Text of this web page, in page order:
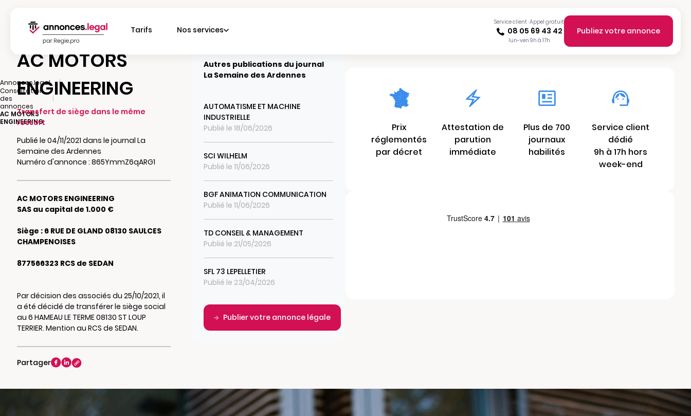
Tarifs Nos services
Service client · Appel gratuit
08 05 69 43 42
lun-ven 9h à 17h
Publiez votre annonce
Annonces.legal
|
Consultation
des
annonces
|
AC MOTORS
ENGINEERING
AC MOTORS
ENGINEERING
Transfert de siège dans le même
ressort
Publié le 04/11/2021 dans le journal La
Semaine des Ardennes
Numéro d'annonce : 865YmmZ6qARG1
AC MOTORS ENGINEERING
SAS au capital de 1.000 €
Siège : 6 RUE DE GLAND 08130 SAULCES
CHAMPENOISES
877566323 RCS de SEDAN
Par décision des associés du 25/10/2021, il
a été décidé de transférer le siège social
au 6 HAMEAU LE TERME 08130 ST LOUP
TERRIER. Mention au RCS de SEDAN.
Partager
Autres publications du journal
La Semaine des Ardennes
AUTOMATISME ET MACHINE
INDUSTRIELLE
Publié le 18/06/2026
SCI WILHELM
Publié le 11/06/2026
BGF ANIMATION COMMUNICATION
Publié le 11/06/2026
TD CONSEIL & MANAGEMENT
Publié le 21/05/2026
SFL 73 LEPELLETIER
Publié le 23/04/2026
Publier votre annonce légale
Prix
réglementés
par décret
Attestation de
parution
immédiate
Plus de 700
journaux
habilités
Service client
dédié
9h à 17h hors
week-end